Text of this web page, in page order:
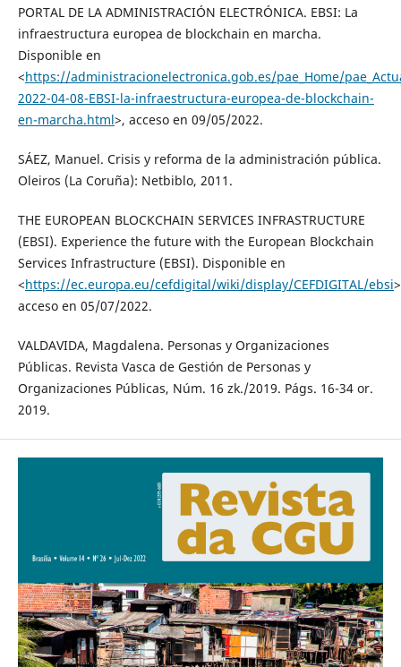
PORTAL DE LA ADMINISTRACIÓN ELECTRÓNICA. EBSI: La
infraestructura europea de blockchain en marcha.
Disponible en
<https://administracionelectronica.gob.es/pae_Home/
2022-04-08-EBSI-la-infraestructura-europea-de-blockchain-
en-marcha.html>, acceso en 09/05/2022.
SÁEZ, Manuel. Crisis y reforma de la administración pública.
Oleiros (La Coruña): Netbiblo, 2011.
THE EUROPEAN BLOCKCHAIN SERVICES INFRASTRUCTURE
(EBSI). Experience the future with the European Blockchain
Services Infrastructure (EBSI). Disponible en
<https://ec.europa.eu/cefdigital/wiki/display/CEFDIGITAL/ebsi
acceso en 05/07/2022.
VALDAVIDA, Magdalena. Personas y Organizaciones
Públicas. Revista Vasca de Gestión de Personas y
Organizaciones Públicas, Núm. 16 zk./2019. Págs. 16-34 or.
2019.